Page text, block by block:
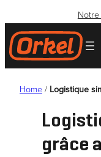
au
contenu
Home / Logistique
grâce